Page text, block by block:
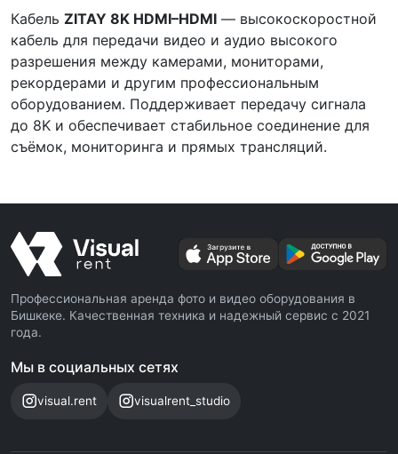
Кабель ZITAY 8K HDMI–HDMI — высокоскоростной
кабель для передачи видео и аудио высокого
разрешения между камерами, мониторами,
рекордерами и другим профессиональным
оборудованием. Поддерживает передачу сигнала
до 8K и обеспечивает стабильное соединение для
съёмок, мониторинга и прямых трансляций.
Профессиональная аренда фото и видео оборудования в
Бишкеке. Качественная техника и надежный сервис с 2021
года.
Мы в социальных сетях
visual.rent visualrent_studio